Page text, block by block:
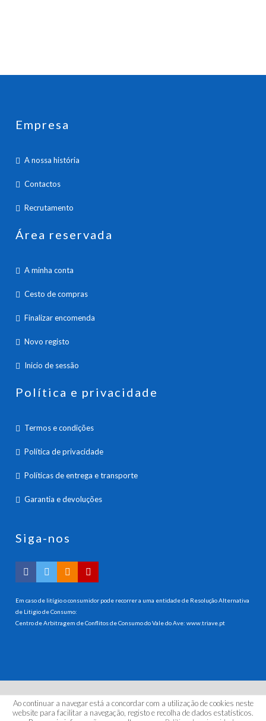
Empresa
A nossa história
Contactos
Recrutamento
Área reservada
A minha conta
Cesto de compras
Finalizar encomenda
Novo registo
Inicio de sessão
Política e privacidade
Termos e condições
Política de privacidade
Políticas de entrega e transporte
Garantia e devoluções
Siga-nos
Em caso de litígio o consumidor pode recorrer a uma entidade de Resolução Alternativa
de Litigio de Consumo:
Centro de Arbitragem de Conflitos de Consumo do Vale do Ave:www.triave.pt
© 2026 HANNA INSTRUMENTS PORTUGAL, LDA. Todos os
direitos reservados.
Ao continuar a navegar está a concordar com a utilização de cookies neste
website para facilitar a navegação, registo e recolha de dados estatísticos.